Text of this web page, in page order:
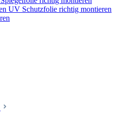
UV Schutzfolie richtig montieren